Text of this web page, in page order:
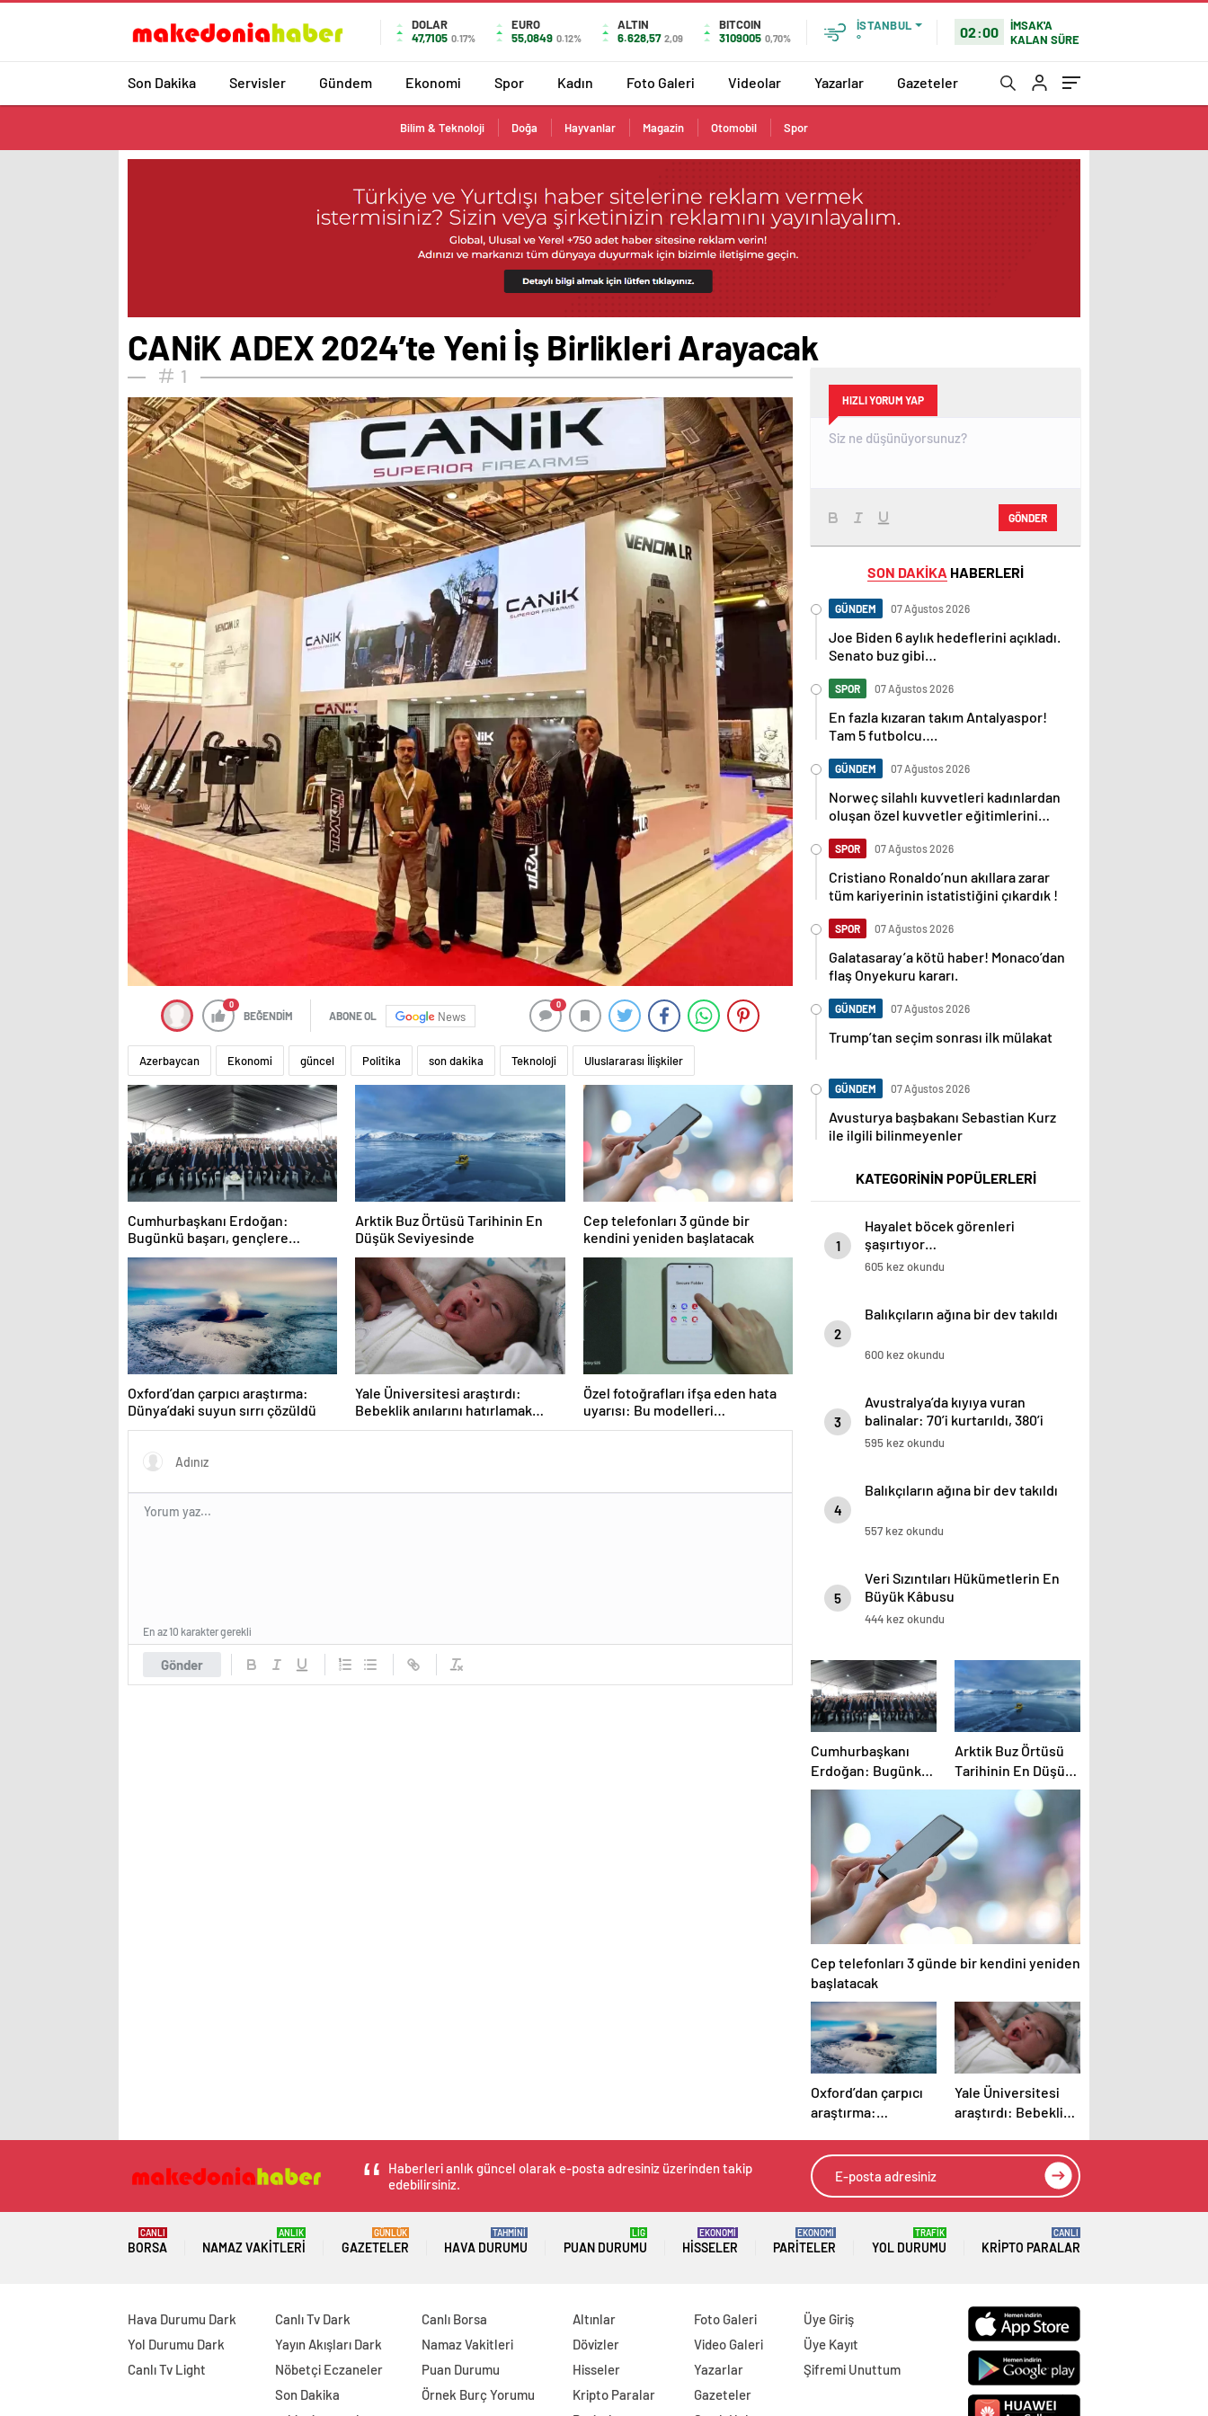
DOLAR
47,7105 0.17%
EURO
55,0849 0.12%
ALTIN
6.628,57 2,09
BITCOIN
3109005 0,70%
İSTANBUL
°
02:00
İMSAK'A
KALAN SÜRE
Son Dakika Servisler Gündem Ekonomi Spor Kadın Foto Galeri Videolar Yazarlar Gazeteler
Bilim & Teknoloji Doğa Hayvanlar Magazin Otomobil Spor
CANiK ADEX 2024’te Yeni İş Birlikleri Arayacak
1
0
BEĞENDİM ABONE OL News
0
Azerbaycan Ekonomi güncel Politika son dakika Teknoloji Uluslararası İlişkiler
Cumhurbaşkanı Erdoğan:
Bugünkü başarı, gençlere
umutsuzluk aşılayan zihniyete
indirilmiş ağır bir darbedir
Arktik Buz Örtüsü Tarihinin En
Düşük Seviyesinde
Cep telefonları 3 günde bir
kendini yeniden başlatacak
Oxford’dan çarpıcı araştırma:
Dünya’daki suyun sırrı çözüldü
Yale Üniversitesi araştırdı:
Bebeklik anılarını hatırlamak
mümkün mü? Sonuçlar oldukça
Özel fotoğrafları ifşa eden hata
uyarısı: Bu modelleri
kullanıyorsanız dikkat
Gönder
En az 10 karakter gerekli
HIZLI YORUM YAP
GÖNDER
SON DAKİKA HABERLERİ
GÜNDEM 07 Ağustos 2026
Joe Biden 6 aylık hedeflerini açıkladı.
Senato buz gibi…
SPOR 07 Ağustos 2026
En fazla kızaran takım Antalyaspor!
Tam 5 futbolcu….
GÜNDEM 07 Ağustos 2026
Norweç silahlı kuvvetleri kadınlardan
oluşan özel kuvvetler eğitimlerini
SPOR 07 Ağustos 2026
Cristiano Ronaldo’nun akıllara zarar
tüm kariyerinin istatistiğini çıkardık !
SPOR 07 Ağustos 2026
Galatasaray’a kötü haber! Monaco’dan
flaş Onyekuru kararı.
GÜNDEM 07 Ağustos 2026
Trump’tan seçim sonrası ilk mülakat
GÜNDEM 07 Ağustos 2026
Avusturya başbakanı Sebastian Kurz
ile ilgili bilinmeyenler
KATEGORİNİN POPÜLERLERİ
1
Hayalet böcek görenleri
şaşırtıyor…
605 kez okundu
2
Balıkçıların ağına bir dev takıldı
600 kez okundu
3
Avustralya’da kıyıya vuran
balinalar: 70’i kurtarıldı, 380’i
öldü
595 kez okundu
4
Balıkçıların ağına bir dev takıldı
557 kez okundu
5
Veri Sızıntıları Hükümetlerin En
Büyük Kâbusu
444 kez okundu
Cumhurbaşkanı
Erdoğan: Bugünkü
başarı, gençlere
umutsuzluk
aşılayan zihniyete
indirilmiş ağır bir
darbedir
Arktik Buz Örtüsü
Tarihinin En Düşük
Seviyesinde
Cep telefonları 3 günde bir kendini yeniden
başlatacak
Oxford’dan çarpıcı
araştırma:
sırrı çözüldü
Yale Üniversitesi
araştırdı: Bebeklik
mümkün mü?
Sonuçlar oldukça
Haberleri anlık güncel olarak e-posta adresiniz üzerinden takip
edebilirsiniz.
BORSA
CANLI
NAMAZ VAKITLERI
ANLIK
GAZETELER
GÜNLÜK
HAVA DURUMU
TAHMİNİ
PUAN DURUMU
LİG
HISSELER
EKONOMİ
PARITELER
EKONOMİ
YOL DURUMU
TRAFİK
KRIPTO PARALAR
CANLI
Hava Durumu Dark
Yol Durumu Dark
Canlı Tv Light
Canlı Tv Dark
Yayın Akışları Dark
Nöbetçi Eczaneler
Son Dakika
Canlı Borsa
Namaz Vakitleri
Puan Durumu
Örnek Burç Yorumu
Altınlar
Dövizler
Hisseler
Kripto Paralar
Foto Galeri
Video Galeri
Yazarlar
Gazeteler
Üye Giriş
Üye Kayıt
Şifremi Unuttum